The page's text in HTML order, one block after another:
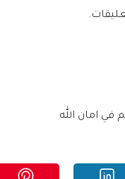
في امان الله